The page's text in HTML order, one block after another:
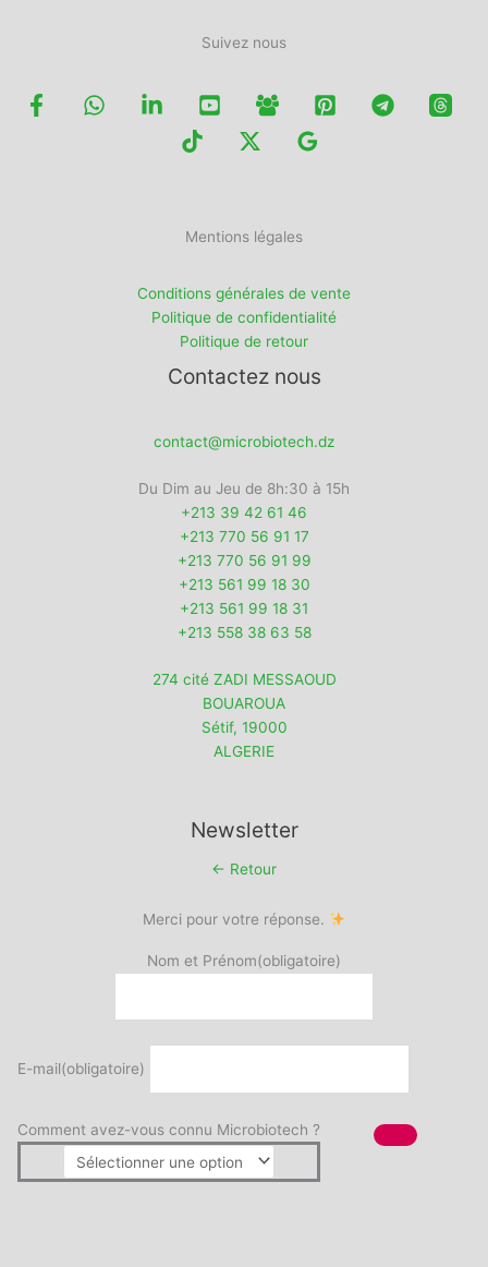
Suivez nous
Mentions légales
Conditions générales de vente
Politique de confidentialité
Politique de retour
Contactez nous
contact@microbiotech.dz
Du Dim au Jeu de 8h:30 à 15h
+213 39 42 61 46
+213 770 56 91 17
+213 770 56 91 99
+213 561 99 18 30
+213 561 99 18 31
+213 558 38 63 58
274 cité ZADI MESSAOUD
BOUAROUA
Sétif, 19000
ALGERIE
Newsletter
← Retour
Merci pour votre réponse.
Nom et Prénom(obligatoire)
E-mail(obligatoire)
Comment avez-vous connu Microbiotech ?